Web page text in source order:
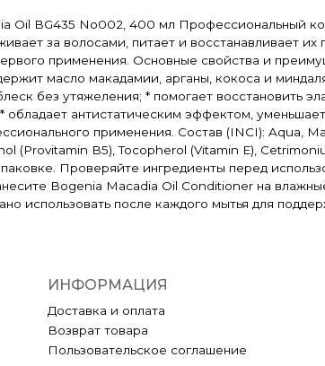
Oil BG435 No002, 400 мл Профессиональный
за волосами, питает и восстанавливает
применения. Основные свойства и
масло макадамии, арганы, кокоса и
без утяжеления; * помогает восстановить
антистатическим эффектом,
применения. Состав (INCI): Aqua,
(Provitamin B5), Tocopherol (Vitamin E),
Проверяйте ингредиенты перед
Bogenia Macadia Oil Conditioner на
использовать после каждого мытья для
ИНФОРМАЦИЯ
Доставка и оплата
Возврат товара
Пользовательское соглашение